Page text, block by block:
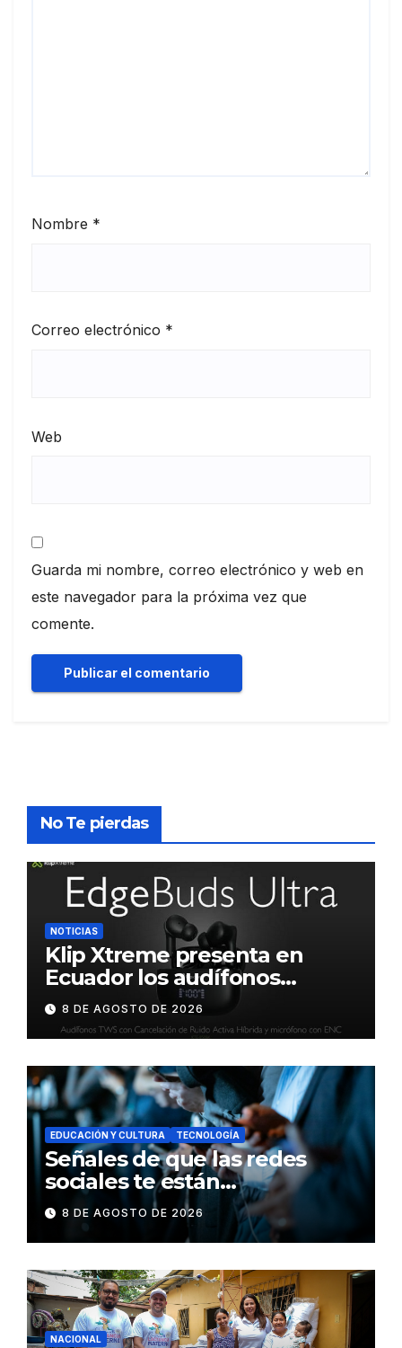
Nombre *
Correo electrónico *
Web
Guarda mi nombre, correo electrónico y web en
este navegador para la próxima vez que
comente.
No Te pierdas
NOTICIAS
Klip Xtreme presenta en
Ecuador los audífonos
DynaBuds con sonido
inteligente y control táctil
8 DE AGOSTO DE 2026
EDUCACIÓN Y CULTURA TECNOLOGÍA
Señales de que las redes
sociales te están
consumiendo
8 DE AGOSTO DE 2026
NACIONAL